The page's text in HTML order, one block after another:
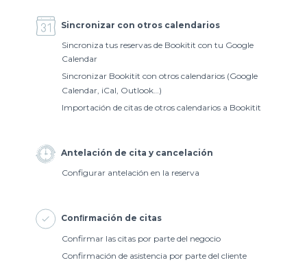
Sincronizar con otros calendarios
Sincroniza tus reservas de Bookitit con tu Google
Calendar
Sincronizar Bookitit con otros calendarios (Google
Calendar, iCal, Outlook…)
Importación de citas de otros calendarios a Bookitit
Antelación de cita y cancelación
Configurar antelación en la reserva
Conﬁrmación de citas
Confirmar las citas por parte del negocio
Confirmación de asistencia por parte del cliente